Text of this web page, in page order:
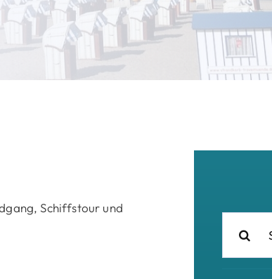
Schiffstour und
nach: